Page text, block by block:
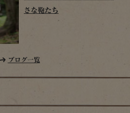
さな鞄たち
ブログ一覧